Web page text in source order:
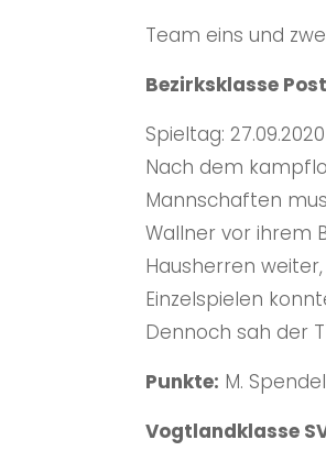
Team eins und
Bezirksklasse Post
Spieltag: 27.09.2020
Nach dem
Mannschaften
Wallner vor ihrem
Hausherren
Einzelspielen
Dennoch sah der
Punkte: M.
Vogtlandklasse